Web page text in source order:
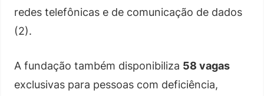
redes telefônicas e de comunicação de dados
(2).
A fundação também disponibiliza 58 vagas
exclusivas para pessoas com deficiência,